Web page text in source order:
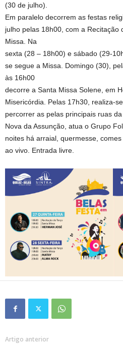
(30 de julho).
Em paralelo decorrem as festas
julho pelas 18h00, com a Recitação
Missa. Na
sexta (28 – 18h00) e sábado (29-
se segue a Missa. Domingo (30),
às 16h00
decorre a Santa Missa Solene, em
Misericórdia. Pelas 17h30, realiza-
percorrer as pelas principais ruas
Nova da Assunção, atua o Grupo
noites há arraial, quermesse,
ao vivo. Entrada livre.
Artigo anterior